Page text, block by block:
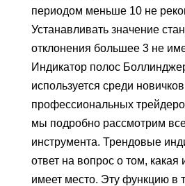
периодом меньше 10 не
Устанавливать значение
отклонения большее 3 не
Индикатор полос
используется среди
профессиональных
мы подробно рассмотрим
инструмента. Трендовые
ответ на вопрос о том, какая
имеет место. Эту функцию в